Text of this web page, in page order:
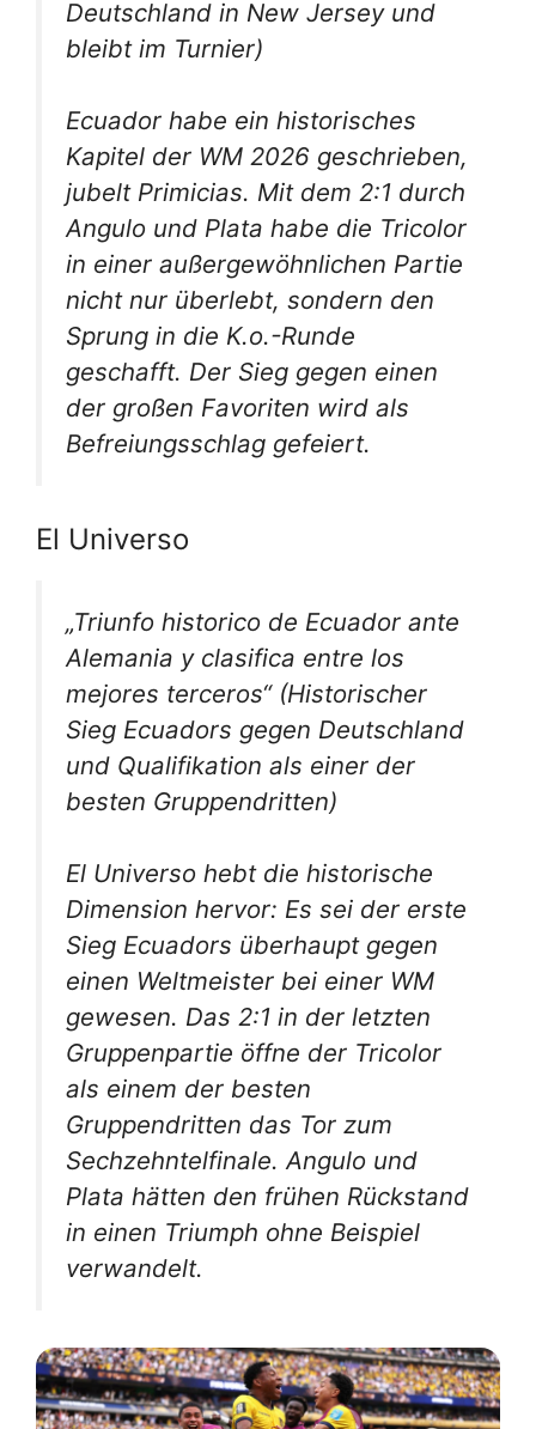
Deutschland in New Jersey und
bleibt im Turnier)
Ecuador habe ein historisches
Kapitel der WM 2026 geschrieben,
jubelt Primicias. Mit dem 2:1 durch
Angulo und Plata habe die Tricolor
in einer außergewöhnlichen Partie
nicht nur überlebt, sondern den
Sprung in die K.o.-Runde
geschafft. Der Sieg gegen einen
der großen Favoriten wird als
Befreiungsschlag gefeiert.
El Universo
„Triunfo historico de Ecuador ante
Alemania y clasifica entre los
mejores terceros“(Historischer
Sieg Ecuadors gegen Deutschland
und Qualifikation als einer der
besten Gruppendritten)
El Universo hebt die historische
Dimension hervor: Es sei der erste
Sieg Ecuadors überhaupt gegen
einen Weltmeister bei einer WM
gewesen. Das 2:1 in der letzten
Gruppenpartie öffne der Tricolor
als einem der besten
Gruppendritten das Tor zum
Sechzehntelfinale. Angulo und
Plata hätten den frühen Rückstand
in einen Triumph ohne Beispiel
verwandelt.